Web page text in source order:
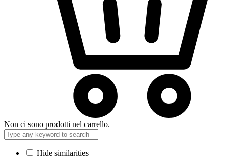
Non ci sono prodotti nel carrello.
Hide similarities